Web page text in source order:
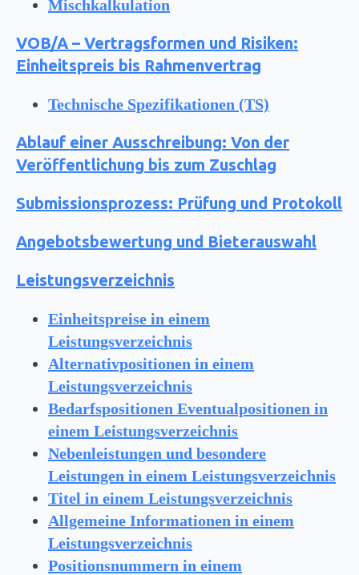
Mischkalkulation
VOB/A – Vertragsformen und Risiken:
Einheitspreis bis Rahmenvertrag
Technische Spezifikationen (TS)
Ablauf einer Ausschreibung: Von der
Veröffentlichung bis zum Zuschlag
Submissionsprozess: Prüfung und Protokoll
Angebotsbewertung und Bieterauswahl
Leistungsverzeichnis
Einheitspreise in einem
Leistungsverzeichnis
Alternativpositionen in einem
Leistungsverzeichnis
Bedarfspositionen Eventualpositionen in
einem Leistungsverzeichnis
Nebenleistungen und besondere
Leistungen in einem Leistungsverzeichnis
Titel in einem Leistungsverzeichnis
Allgemeine Informationen in einem
Leistungsverzeichnis
Positionsnummern in einem